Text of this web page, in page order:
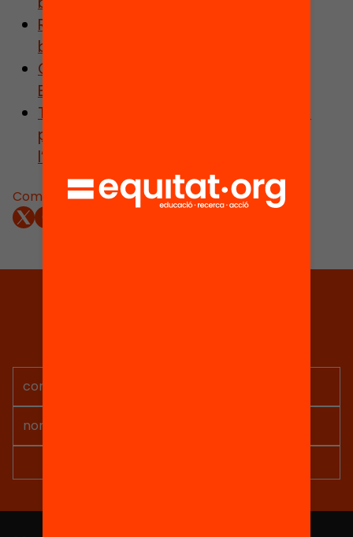
Comparteix:
Recursos per dinamitzar la teva
biblioteca
Guia de comunicació del projecte
BiblioTech
Taulells d’avaluació per identificar la
percepció sobre la biblioteca de
l’escola que té l’alumnat.